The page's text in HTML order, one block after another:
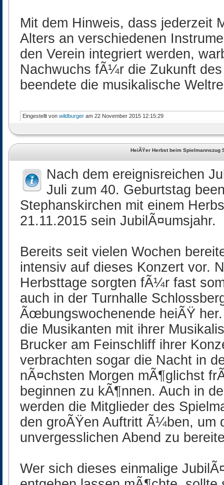
Mit dem Hinweis, dass jederzeit
Alters an verschiedenen
den Verein integriert werden,
Nachwuchs fÃ¼r die Zukunft
beendete die musikalische
Eingestellt von wildburger am 22 November 2015 12:15:29
HeiÃŸer Herbst beim Spielmannszug
Nach dem ereignisreichen
Juli zum 40. Geburtstag
Stephanskirchen mit einem
21.11.2015 sein JubilÃ¤umsjahr.
Bereits seit vielen Wochen
intensiv auf dieses Konzert vor.
Herbsttage sorgten fÃ¼r fast
auch in der Turnhalle
Ãœbungswochenende heiÃŸ
die Musikanten mit ihrer
Brucker am Feinschliff ihrer
verbrachten sogar die Nacht in
nÃ¤chsten Morgen mÃ¶glichst
beginnen zu kÃ¶nnen. Auch in
werden die Mitglieder des
den groÃŸen Auftritt Ã¼ben, um
unvergesslichen Abend zu
Wer sich dieses einmalige